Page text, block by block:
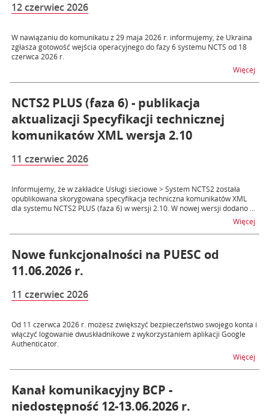
12 czerwiec 2026
W nawiązaniu do komunikatu z 29 maja 2026 r. informujemy, że Ukraina
zgłasza gotowość wejścia operacyjnego do fazy 6 systemu NCTS od 18
czerwca 2026 r.
Więcej
NCTS2 PLUS (faza 6) - publikacja
aktualizacji Specyfikacji technicznej
komunikatów XML wersja 2.10
11 czerwiec 2026
Informujemy, że w zakładce Usługi sieciowe > System NCTS2 została
opublikowana skorygowana specyfikacja techniczna komunikatów XML
dla systemu NCTS2 PLUS (faza 6) w wersji 2.10. W nowej wersji dodano ...
Więcej
Nowe funkcjonalności na PUESC od
11.06.2026 r.
11 czerwiec 2026
Od 11 czerwca 2026 r. możesz zwiększyć bezpieczeństwo swojego konta i
włączyć logowanie dwuskładnikowe z wykorzystaniem aplikacji Google
Authenticator.
Więcej
Kanał komunikacyjny BCP -
niedostępność 12-13.06.2026 r.